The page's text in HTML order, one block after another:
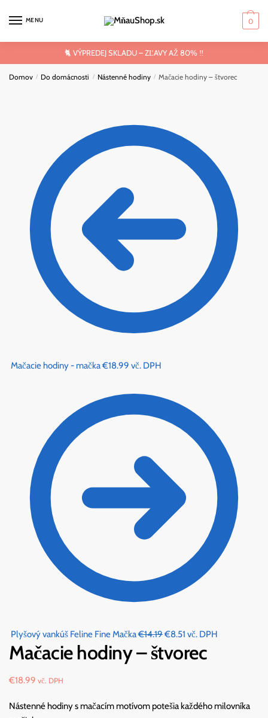
MENU 0
🐈 VÝPREDEJ SKLADU – ZĽAVY AŽ 80% ‼️
Domov / Do domácnosti / Nástenné hodiny / Mačacie hodiny – štvorec
Mačacie hodiny - mačka€18.99 vč. DPH
Plyšový vankúš Feline Fine Mačka€14.19Original
price
was:
€8.51 Current
price
is:
vč. DPH
Mačacie hodiny – štvorec
€18.99 vč. DPH
Nástenné hodiny s mačacím motívom potešia každého milovníka